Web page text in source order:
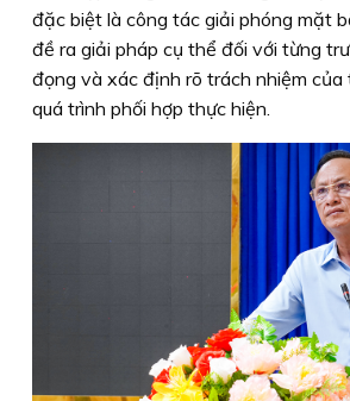
đặc biệt là công tác giải phóng mặt
đề ra giải pháp cụ thể đối với từng
đọng và xác định rõ trách nhiệm
quá trình phối hợp thực hiện.